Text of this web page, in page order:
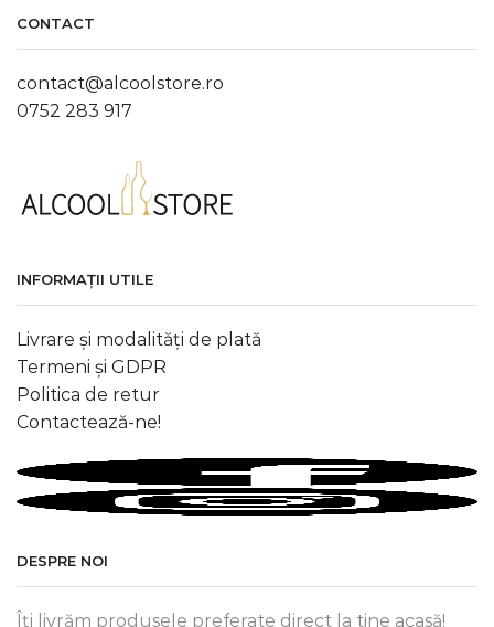
CONTACT
contact@alcoolstore.ro
0752 283 917
INFORMAȚII UTILE
Livrare și modalități de plată
Termeni și GDPR
Politica de retur
Contactează-ne!
DESPRE NOI
Îți livrăm produsele preferate direct la tine acasă!